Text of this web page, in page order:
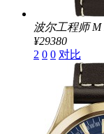
波尔工程师 M
¥29380
2 0 0 对比